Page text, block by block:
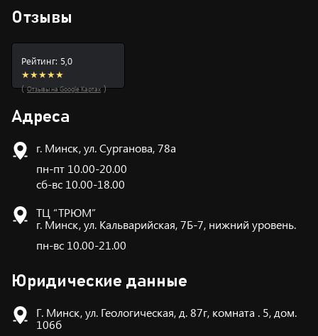
Адреса
г. Минск, ул. Сурганова, 78а
пн-пт 10.00-20.00
сб-вс 10.00-18.00
ТЦ “ТРЮМ”
г. Минск, ул. Кальварийская, 7Б-7, нижний уровень.
пн-вс 10.00-21.00
Юридические данные
Г. Минск, ул. Геологическая, д. 87г, комната . 5, дом.
106б
Отзывы
Рейтинг: 5,0
★★★★★
(Отзывы на Google Картах)